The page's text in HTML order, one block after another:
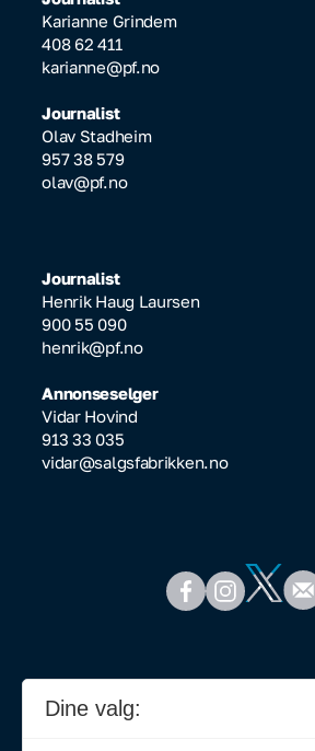
Karianne Grindem
408 62 411
karianne@pf.no
Journalist
Olav Stadheim
957 38 579
olav@pf.no
Journalist
Henrik Haug Laursen
900 55 090
henrik@pf.no
Annonseselger
Vidar Hovind
913 33 035
vidar@salgsfabrikken.no
Dine valg: